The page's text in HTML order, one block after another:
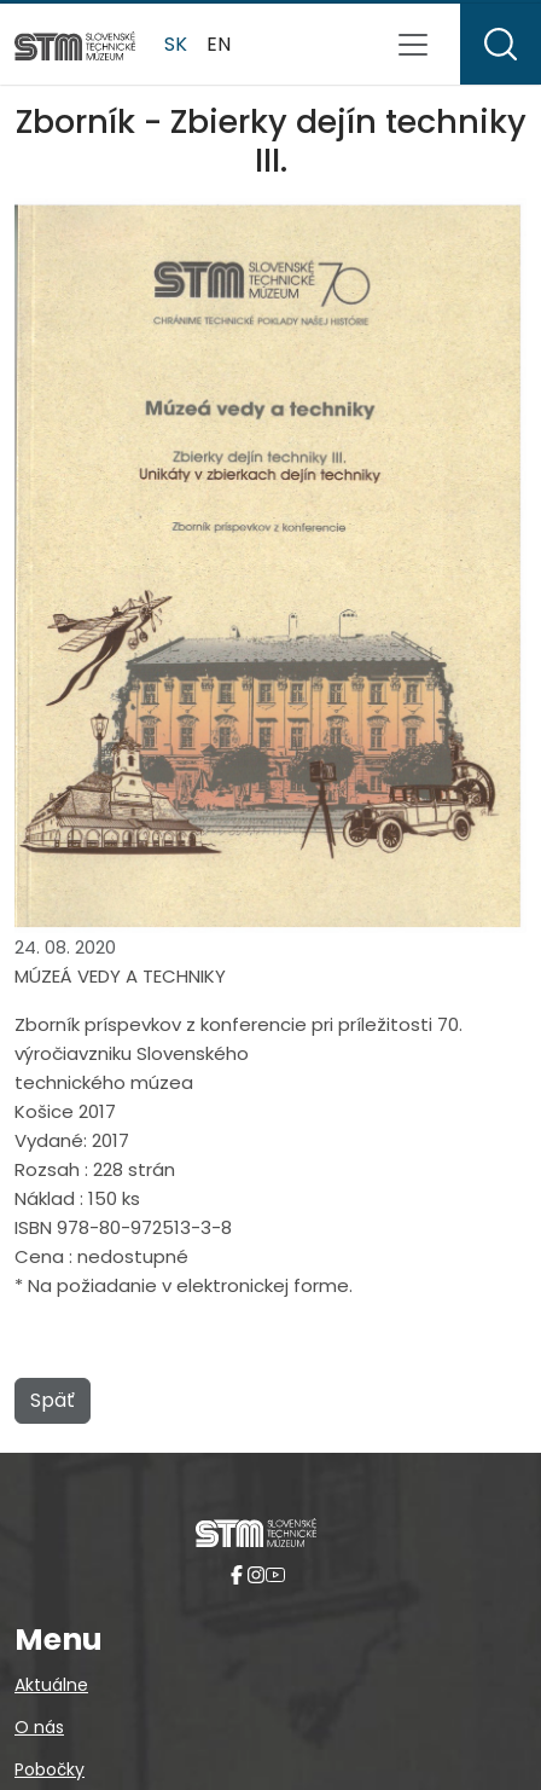
SK EN
Zborník - Zbierky dejín techniky
III.
24. 08. 2020
MÚZEÁ VEDY A TECHNIKY
Zborník príspevkov z konferencie pri príležitosti 70.
výročiavzniku Slovenského
technického múzea
Košice 2017
Vydané: 2017
Rozsah : 228 strán
Náklad : 150 ks
ISBN 978-80-972513-3-8
Cena : nedostupné
* Na požiadanie v elektronickej forme.
Späť
Menu
Aktuálne
O nás
Pobočky